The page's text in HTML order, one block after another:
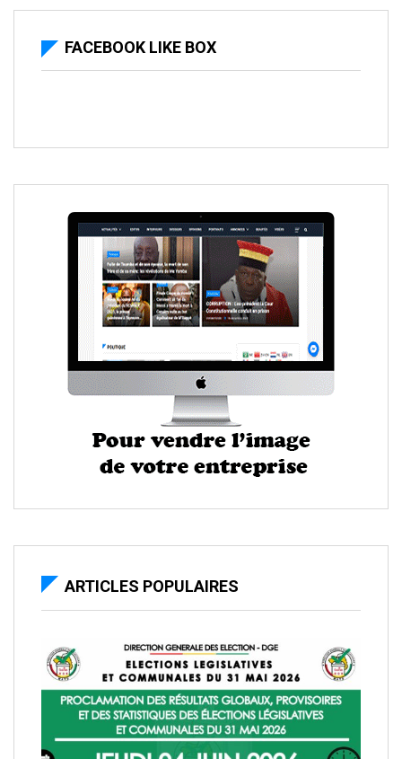
FACEBOOK LIKE BOX
ARTICLES POPULAIRES